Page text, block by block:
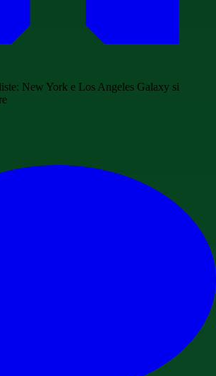
New York e Los Angeles Galaxy si